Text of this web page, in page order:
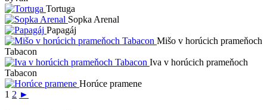
Tortuga
Sopka Arenal
Papagáj
Mišo v horúcich prameňoch
Tabacon
Iva v horúcich prameňoch
Tabacon
Horúce pramene
1 2 ►